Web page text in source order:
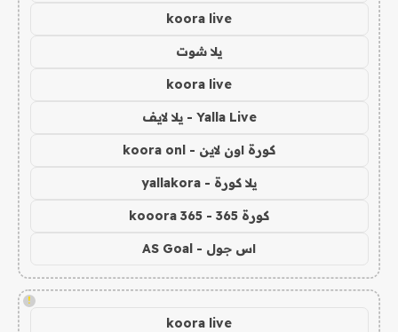
koora live
يلا شوت
koora live
Yalla Live - يلا لايف
كورة اون لاين - koora onl
يلا كورة - yallakora
كورة 365 - kooora 365
اس جول - AS Goal
!
koora live